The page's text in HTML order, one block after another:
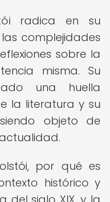
radica en su
complejidades
sobre la
misma. Su
una huella
la literatura y su
objeto de
por qué es
histórico y